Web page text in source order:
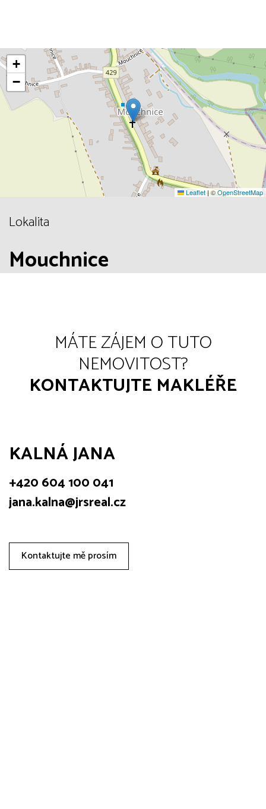
+
−
Leaflet|©OpenStreetMap
Lokalita
Mouchnice
MÁTE ZÁJEM O TUTO
NEMOVITOST?
KONTAKTUJTE MAKLÉŘE
KALNÁ JANA
+420 604 100 041
jana.kalna@jrsreal.cz
Kontaktujte mě prosím